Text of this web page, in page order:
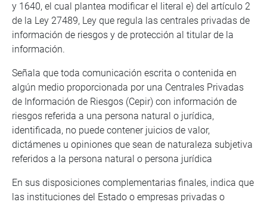
y 1640, el cual plantea modificar el literal e) del artículo 2
de la Ley 27489, Ley que regula las centrales privadas de
información de riesgos y de protección al titular de la
información.
Señala que toda comunicación escrita o contenida en
algún medio proporcionada por una Centrales Privadas
de Información de Riesgos (Cepir) con información de
riesgos referida a una persona natural o jurídica,
identificada, no puede contener juicios de valor,
dictámenes u opiniones que sean de naturaleza subjetiva
referidos a la persona natural o persona jurídica
En sus disposiciones complementarias finales, indica que
las instituciones del Estado o empresas privadas o